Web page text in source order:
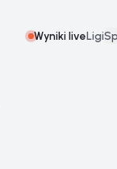
Wyniki liveLigi